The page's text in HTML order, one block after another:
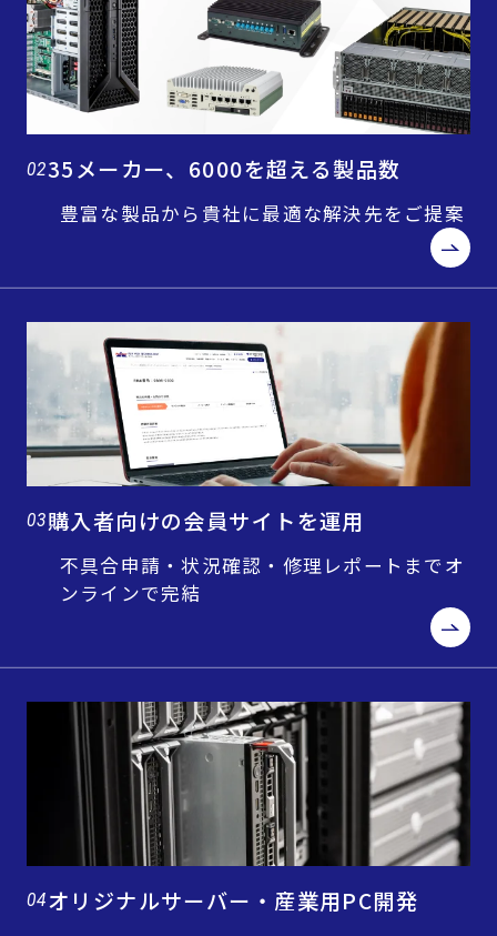
0235メーカー、6000を超える製品数
豊富な製品から貴社に最適な解決先をご提案
03購入者向けの会員サイトを運用
不具合申請・状況確認・修理レポートまでオ
ンラインで完結
04オリジナルサーバー・産業用PC開発